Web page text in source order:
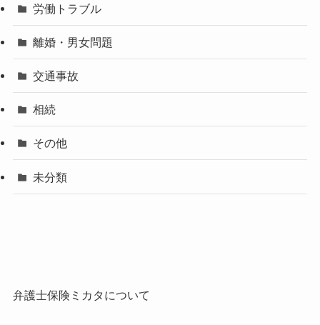
労働トラブル
離婚・男女問題
交通事故
相続
その他
未分類
弁護士保険ミカタについて